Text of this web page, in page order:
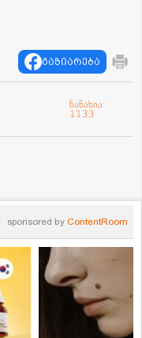
გაზიარება
ნანახია:
1133
sponsored by ContentRoom